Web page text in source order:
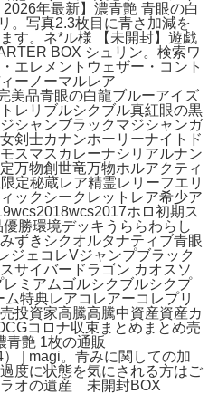
年最新】濃青艶 青眼の白
。写真2.3枚目に青さ加減を
す。ネ*ル様 【未開封】遊戯
BOX シュリン。検索ワ
エレメントウェザー・コント
ーノーマルレア
美品青眼の白龍ブルーアイズ
レリブルシクブル真紅眼の黒
シャンブラックマジシャンガ
剣士カナンホーリーナイトド
スマスカレーナシリアルナン
万物創世竜万物ホルアクティ
定秘蔵レア精霊レリーフエリ
ックシークレットレア希少ア
ホロ初期ス
勝環境デッキうららわらし
ずきシクオルタナティブ青眼
ジェコレVジャンプブラック
サイバードラゴン カオスソ
ミアムゴルシクブルシクプ
特典レアコレアーコレプリ
投資家高騰高騰中資産資産カ
コロナ収束まとめまとめ売
青艶 1枚の通販
| magi。青みに関しての加
度に状態を気にされる方はご
オの遺産 未開封BOX